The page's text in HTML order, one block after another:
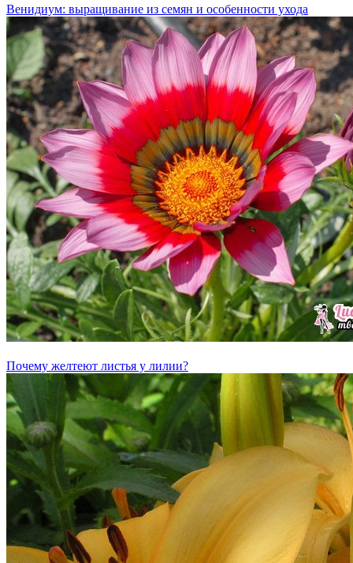
Венидиум: выращивание из семян и особенности ухода
Почему желтеют листья у лилии?